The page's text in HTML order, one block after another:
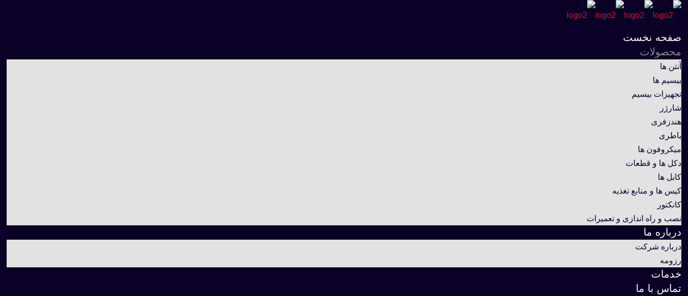
صفحه نخست
محصولات
آنتن ها
بیسیم ها
تجهیزات بیسیم
شارژر
هندزفری
باطری
میکروفون ها
دکل ها و قطعات
کابل ها
کیس ها و منابع تغذیه
کانکتور
نصب و راه اندازی و تعمیرات
درباره ما
درباره شرکت
رزومه
خدمات
تماس با ما